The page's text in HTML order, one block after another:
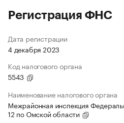
Регистрация ФНС
Дата регистрации
4 декабря 2023
Код налогового органа
5543
Наименование налогового органа
Межрайонная инспекция
12 по Омской области